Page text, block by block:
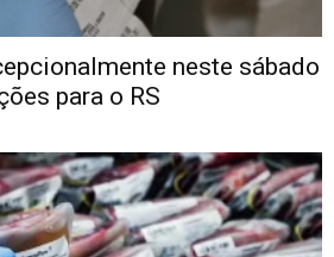
neste sábado
para o RS